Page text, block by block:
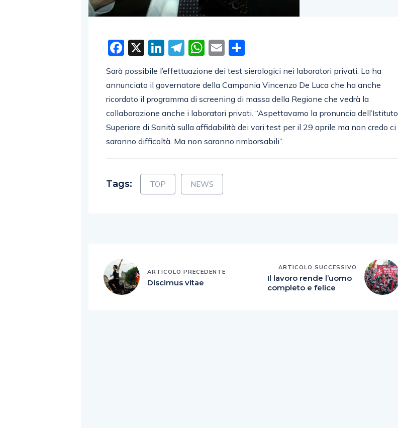
Facebook
X LinkedIn
Telegram
WhatsApp
Email
Sarà possibile l’effettuazione dei test sierologici nei laboratori privati. Lo ha
annunciato il governatore della Campania Vincenzo De Luca che ha anche
ricordato il programma di screening di massa della Regione che vedrà la
collaborazione anche i laboratori privati. “Aspettavamo la pronuncia dell’Istituto
Superiore di Sanità sulla affidabilità dei vari test per il 29 aprile ma non credo ci
saranno difficoltà. Ma non saranno rimborsabili”.
Tags: TOP NEWS
ARTICOLO PRECEDENTE
Discimus vitae
ARTICOLO SUCCESSIVO
Il lavoro rende l’uomo
completo e felice